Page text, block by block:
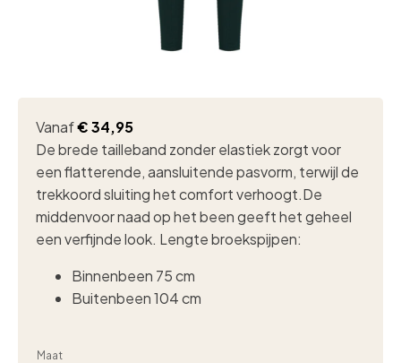
Vanaf€34,95
De brede tailleband zonder elastiek zorgt voor
een flatterende, aansluitende pasvorm, terwijl de
trekkoord sluiting het comfort verhoogt.De
middenvoor naad op het been geeft het geheel
een verfijnde look. Lengte broekspijpen:
Binnenbeen 75 cm
Buitenbeen 104 cm
Maat